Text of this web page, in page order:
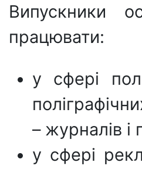
Випускники
працювати:
у сфері
– журналів і
у сфері